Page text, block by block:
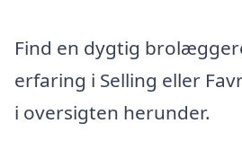
Find en dygtig
erfaring i Selling eller
i oversigten herunder.